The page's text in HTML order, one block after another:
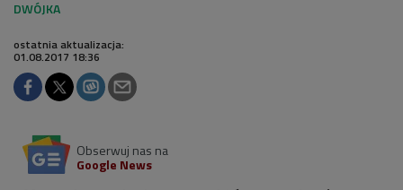
ostatnia aktualizacja:
01.08.2017 18:36
Obserwuj nas na
Google News